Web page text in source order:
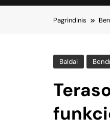
Pagrindinis
Baldai